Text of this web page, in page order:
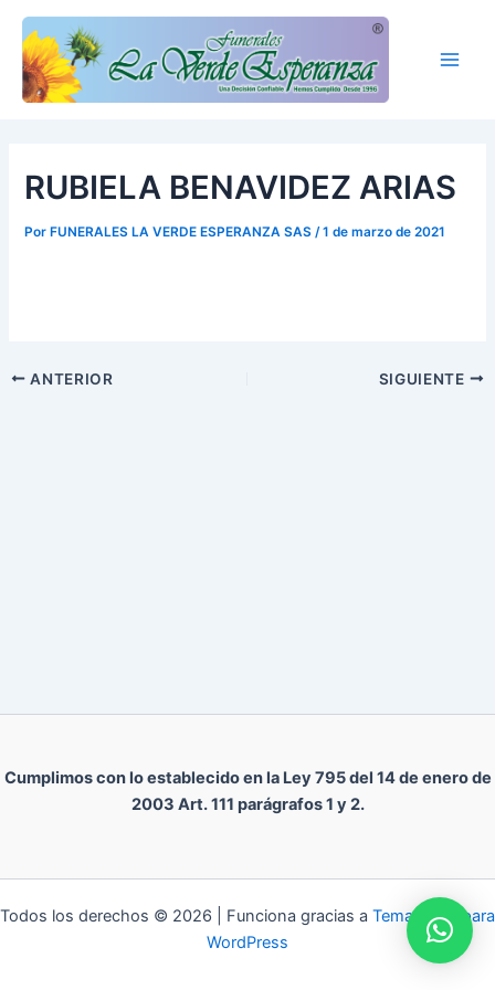
contenido
RUBIELA BENAVIDEZ ARIAS
Por FUNERALES LA VERDE ESPERANZA SAS/1 de marzo de 2021
ANTERIOR SIGUIENTE
Cumplimos con lo establecido en la Ley 795 del 14 de enero de
2003 Art. 111 parágrafos 1 y 2.
Todos los derechos © 2026 | Funciona gracias a Tema Astra para
WordPress